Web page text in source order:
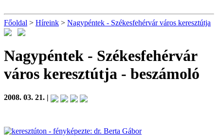
Főoldal > Híreink > Nagypéntek - Székesfehérvár város keresztútja
Nagypéntek - Székesfehérvár
város keresztútja - beszámoló
2008. 03. 21. |